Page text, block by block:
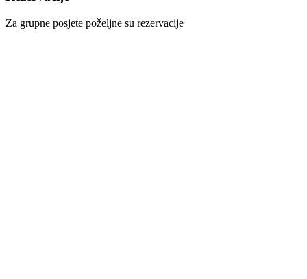
Za grupne posjete poželjne su rezervacije